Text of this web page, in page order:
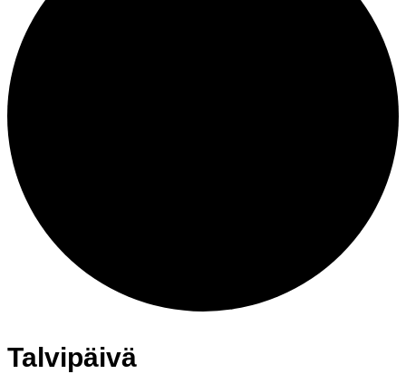
Talvipäivä